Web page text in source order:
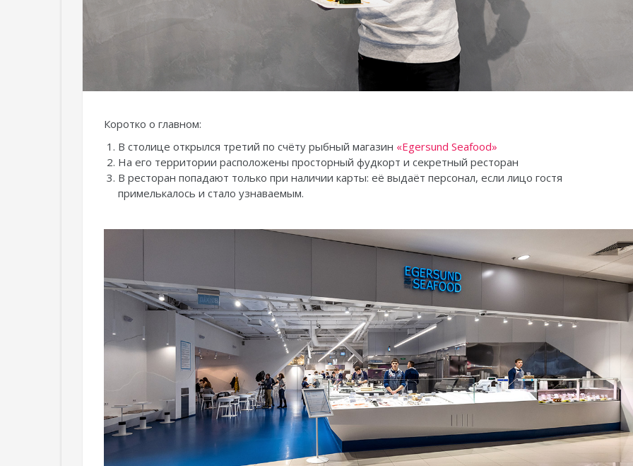
Коротко о главном:
В столице открылся третий по счёту рыбный магазин «Egersund Seafood»
На его территории расположены просторный фудкорт и секретный ресторан
В ресторан попадают только при наличии карты: её выдаёт персонал, если лицо гостя
примелькалось и стало узнаваемым.